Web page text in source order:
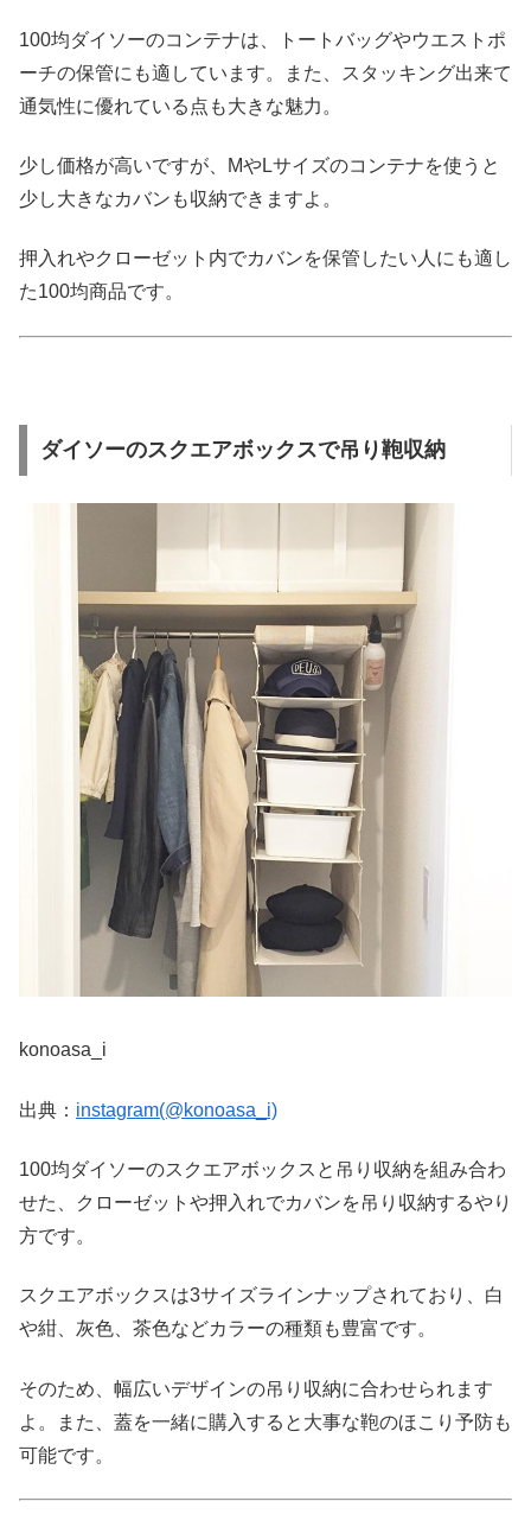
100均ダイソーのコンテナは、トートバッグやウエストポ
ーチの保管にも適しています。また、スタッキング出来て
通気性に優れている点も大きな魅力。
少し価格が高いですが、MやLサイズのコンテナを使うと
少し大きなカバンも収納できますよ。
押入れやクローゼット内でカバンを保管したい人にも適し
た100均商品です。
ダイソーのスクエアボックスで吊り鞄収納
konoasa_i
出典： instagram(@konoasa_i)
100均ダイソーのスクエアボックスと吊り収納を組み合わ
せた、クローゼットや押入れでカバンを吊り収納するやり
方です。
スクエアボックスは3サイズラインナップされており、白
や紺、灰色、茶色などカラーの種類も豊富です。
そのため、幅広いデザインの吊り収納に合わせられます
よ。また、蓋を一緒に購入すると大事な鞄のほこり予防も
可能です。